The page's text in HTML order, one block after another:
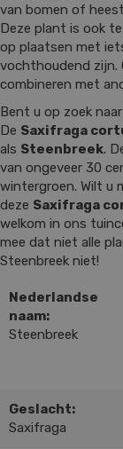
van bomen of
Deze plant is ook
op plaatsen met
vochthoudend zijn.
combineren met
Bent u op zoek naar
De Saxifraga
als Steenbreek.
van ongeveer 30
wintergroen. Wilt u
deze Saxifraga
welkom in ons
mee dat niet alle
Steenbreek niet!
Nederlandse
naam:
Steenbreek
Geslacht:
Saxifraga